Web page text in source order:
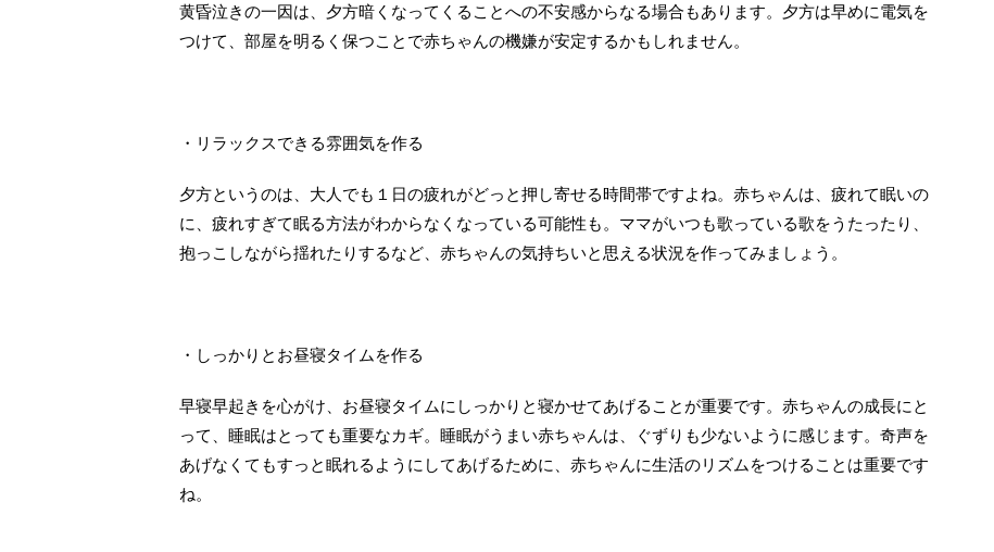
黄昏泣きの一因は、夕方暗くなってくることへの不安感からなる場合もあります。夕方は早めに電気を
つけて、部屋を明るく保つことで赤ちゃんの機嫌が安定するかもしれません。
・リラックスできる雰囲気を作る
夕方というのは、大人でも１日の疲れがどっと押し寄せる時間帯ですよね。赤ちゃんは、疲れて眠いの
に、疲れすぎて眠る方法がわからなくなっている可能性も。ママがいつも歌っている歌をうたったり、
抱っこしながら揺れたりするなど、赤ちゃんの気持ちいと思える状況を作ってみましょう。
・しっかりとお昼寝タイムを作る
早寝早起きを心がけ、お昼寝タイムにしっかりと寝かせてあげることが重要です。赤ちゃんの成長にと
って、睡眠はとっても重要なカギ。睡眠がうまい赤ちゃんは、ぐずりも少ないように感じます。奇声を
あげなくてもすっと眠れるようにしてあげるために、赤ちゃんに生活のリズムをつけることは重要です
ね。